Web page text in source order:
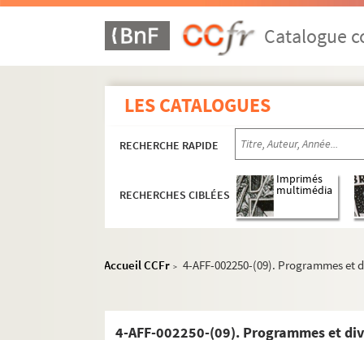
Catalogue
LES CATALOGUES
RECHERCHE RAPIDE
RECHERCHES CIBLÉES
Imprimés
multimédia
Accueil CCFr > 4-AFF-002250-(09). Programmes et
4-AFF-002250-(09). Programmes et
Folies-Bergère
Fondation Dosne-Thiers
Gaîté-Rochechouart
La Grande Comédie
Lune Rousse
La Nouvelle Ève
Opéra national de Paris. Palais Garnier
Salle des agriculteurs